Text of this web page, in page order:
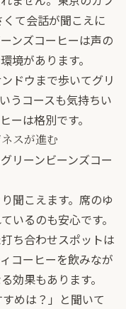
て会話が聞こえに
ンズコーヒーは声の
境があります。
ドウまで歩いてグリ
うコースも気持ちい
ーは格別です。
スが進む
リーンビーンズコー
聞こえます。席のゆ
いるのも安心です。
ち合わせスポットは
コーヒーを飲みなが
効果もあります。
めは？」と聞いて